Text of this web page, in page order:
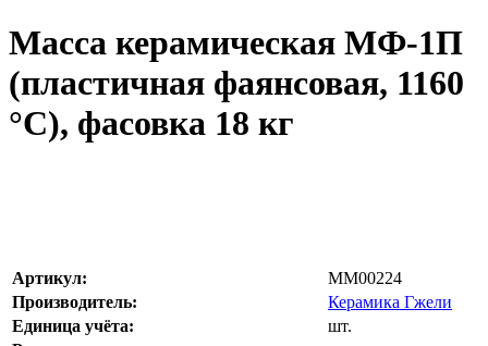
Масса керамическая МФ-1П
(пластичная фаянсовая, 1160
°С), фасовка 18 кг
Артикул:
MM00224
Производитель:
Керамика Гжели
Единица учёта:
шт.